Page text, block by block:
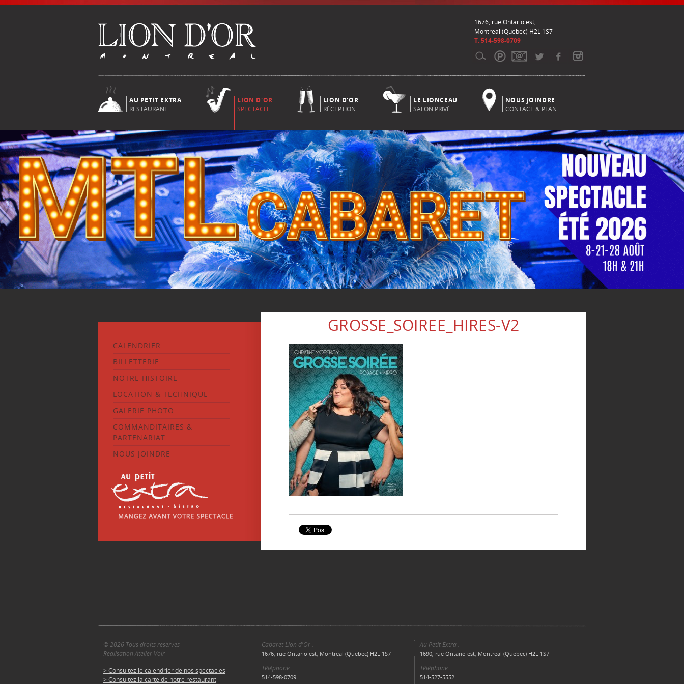
1676, rue Ontario est,
Montréal (Québec) H2L 1S7
T. 514-598-0709
AU PETIT EXTRA
RESTAURANT
LION D'OR
SPECTACLE
LION D'OR
RÉCEPTION
LE LIONCEAU
SALON PRIVÉ
NOUS JOINDRE
CONTACT & PLAN
CALENDRIER
BILLETTERIE
NOTRE HISTOIRE
LOCATION & TECHNIQUE
GALERIE PHOTO
COMMANDITAIRES &
PARTENARIAT
NOUS JOINDRE
GROSSE_SOIREE_HIRES-V2
© 2026 Tous droits réservés
Réalisation Atelier Voir
> Consultez le calendrier de nos spectacles
> Consultez la carte de notre restaurant
Cabaret Lion d'Or :
1676, rue Ontario est, Montréal (Québec) H2L 1S7
Téléphone
514-598-0709
Au Petit Extra :
1690, rue Ontario est, Montréal (Québec) H2L 1S7
Téléphone
514-527-5552